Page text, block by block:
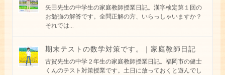
矢田先生の中学生の家庭教師授業日記。漢字検定第１回の
お勉強の解答です。全問正解の方、いらっしゃいますか？
それでは
期末テストの数学対策です。｜家庭教師日記
古賀先生の中学２年生の家庭教師授業日記。福岡市の健士
くんのテスト対策授業です。土日に放っておくと遊んでし